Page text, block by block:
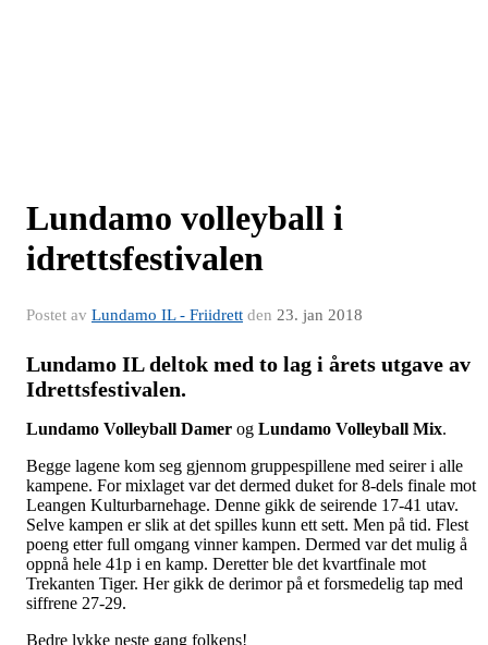
Lundamo volleyball i
idrettsfestivalen
Postet av Lundamo IL - Friidrett den 23. jan 2018
Lundamo IL deltok med to lag i årets utgave av
Idrettsfestivalen.
Lundamo Volleyball Damer og Lundamo Volleyball Mix.
Begge lagene kom seg gjennom gruppespillene med seirer i alle
kampene. For mixlaget var det dermed duket for 8-dels finale mot
Leangen Kulturbarnehage. Denne gikk de seirende 17-41 utav.
Selve kampen er slik at det spilles kunn ett sett. Men på tid. Flest
poeng etter full omgang vinner kampen. Dermed var det mulig å
oppnå hele 41p i en kamp. Deretter ble det kvartfinale mot
Trekanten Tiger. Her gikk de derimor på et forsmedelig tap med
siffrene 27-29.
Bedre lykke neste gang folkens!